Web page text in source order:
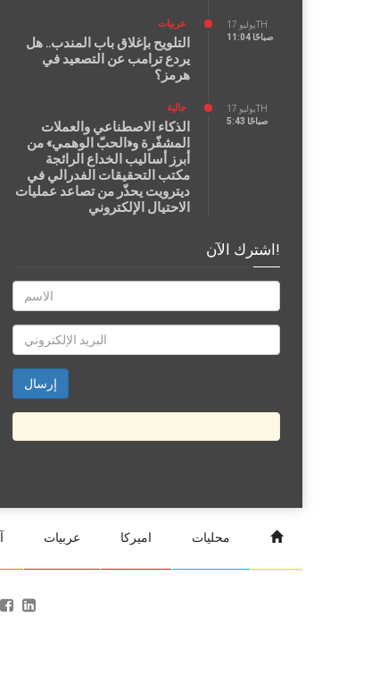
يوليو 17TH
11:04 صباحًا
عربيات
التلويح بإغلاق باب المندب.. هل
يردع ترامب عن التصعيد في
هرمز؟
يوليو 17TH
5:43 صباحًا
جالية
الذكاء الاصطناعي والعملات
المشفّرة و«الحبّ الوهمي» من
أبرز أساليب الخداع الرائجة
مكتب التحقيقات الفدرالي في
ديترويت يحذّر من تصاعد عمليات
الاحتيال الإلكتروني
اشترك الآن!
محليات اميركا عربيات